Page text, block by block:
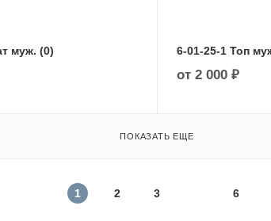
муж. (0) 6-01-25-1 Топ
от 2 000 ₽
ПОКАЗАТЬ ЕЩЕ
1 2 3 6